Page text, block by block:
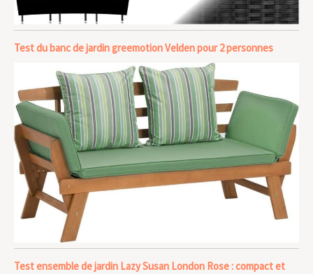
Test du banc de jardin greemotion Velden pour 2 personnes
Test ensemble de jardin Lazy Susan London Rose : compact et